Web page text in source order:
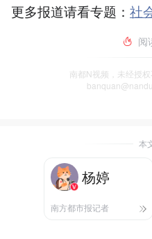
更多报道请看专题： 社
阅
南都N视频，未经授
本
杨婷
南方都市报记者